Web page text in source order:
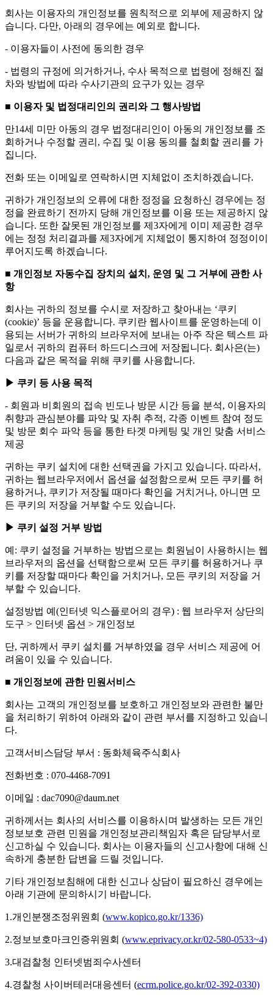
회사는 이용자의 개인정보를 원칙적으로 외부에 제공하지 않
습니다. 다만, 아래의 경우에는 예외로 합니다.
- 이용자들이 사전에 동의한 경우
- 법령의 규정에 의거하거나, 수사 목적으로 법령에 정해진 절
차와 방법에 따라 수사기관의 요구가 있는 경우
■ 이용자 및 법정대리인의 권리와 그 행사방법
만14세 미만 아동의 경우 법정대리인이 아동의 개인정보를 조
회하거나 수정할 권리, 수집 및 이용 동의를 철회할 권리를 가
집니다.
전화 또는 이메일로 연락하시면 지체없이 조치하겠습니다.
귀하가 개인정보의 오류에 대한 정정을 요청하신 경우에는 정
정을 완료하기 전까지 당해 개인정보를 이용 또는 제공하지 않
습니다. 또한 잘못된 개인정보를 제3자에게 이미 제공한 경우
에는 정정 처리결과를 제3자에게 지체없이 통지하여 정정이이
루어지도록 하겠습니다.
■ 개인정보 자동수집 장치의 설치, 운영 및 그 거부에 관한 사
항
회사는 귀하의 정보를 수시로 저장하고 찾아내는 ‘쿠키
(cookie)’ 등을 운용합니다. 쿠키란 웹사이트를 운영하는데 이
용되는 서버가 귀하의 브라우저에 보내는 아주 작은 텍스트 파
일로서 귀하의 컴퓨터 하드디스크에 저장됩니다. 회사은(는)
다음과 같은 목적을 위해 쿠키를 사용합니다.
▶ 쿠키 등 사용 목적
- 회원과 비회원의 접속 빈도나 방문 시간 등을 분석, 이용자의
취향과 관심분야를 파악 및 자취 추적, 각종 이벤트 참여 정도
및 방문 회수 파악 등을 통한 타겟 마케팅 및 개인 맞춤 서비스
제공
귀하는 쿠키 설치에 대한 선택권을 가지고 있습니다. 따라서,
귀하는 웹브라우저에서 옵션을 설정함으로써 모든 쿠키를 허
용하거나, 쿠키가 저장될 때마다 확인을 거치거나, 아니면 모
든 쿠키의 저장을 거부할 수도 있습니다.
▶ 쿠키 설정 거부 방법
예: 쿠키 설정을 거부하는 방법으로는 회원님이 사용하시는 웹
브라우저의 옵션을 선택함으로써 모든 쿠키를 허용하거나 쿠
키를 저장할 때마다 확인을 거치거나, 모든 쿠키의 저장을 거
부할 수 있습니다.
설정방법 예(인터넷 익스플로어의 경우) : 웹 브라우저 상단의
도구 > 인터넷 옵션 > 개인정보
단, 귀하께서 쿠키 설치를 거부하였을 경우 서비스 제공에 어
려움이 있을 수 있습니다.
■ 개인정보에 관한 민원서비스
회사는 고객의 개인정보를 보호하고 개인정보와 관련한 불만
을 처리하기 위하여 아래와 같이 관련 부서를 지정하고 있습니
다.
고객서비스담당 부서 : 동화체육주식회사
전화번호 : 070-4468-7091
이메일 : dac7090@daum.net
귀하께서는 회사의 서비스를 이용하시며 발생하는 모든 개인
정보보호 관련 민원을 개인정보관리책임자 혹은 담당부서로
신고하실 수 있습니다. 회사는 이용자들의 신고사항에 대해 신
속하게 충분한 답변을 드릴 것입니다.
기타 개인정보침해에 대한 신고나 상담이 필요하신 경우에는
아래 기관에 문의하시기 바랍니다.
1.개인분쟁조정위원회 (www.kopico.go.kr/1336)
2.정보보호마크인증위원회 (www.eprivacy.or.kr/02-580-0533~4)
3.대검찰청 인터넷범죄수사센터
4.경찰청 사이버테러대응센터 (ecrm.police.go.kr/02-392-0330)